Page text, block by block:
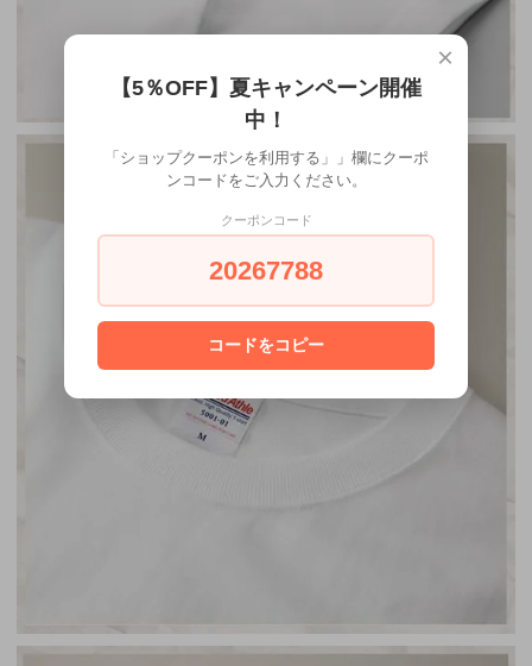
×
【5％OFF】夏キャンペーン開催
中！
「ショップクーポンを利用する」」欄にクーポ
ンコードをご入力ください。
クーポンコード
20267788
コードをコピー